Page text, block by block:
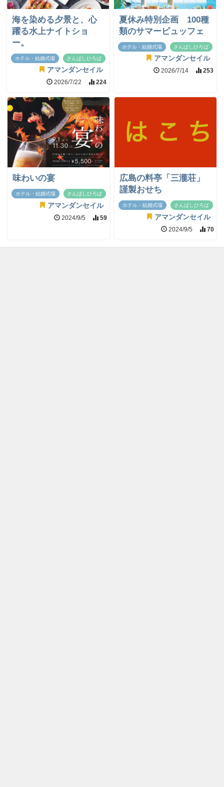
海を染める夕景と、心
躍る水上ナイトショ
ー。
ホテル・結婚式場 さんばしひろば
アマンダンセイル
2026/7/22 224
夏休み特別企画 100種
類のサマービュッフェ
ホテル・結婚式場 さんばしひろば
アマンダンセイル
2026/7/14 253
味わいの宴
ホテル・結婚式場 さんばしひろば
アマンダンセイル
2024/9/5 59
広島の料亭「三瀧荘」
謹製おせち
ホテル・結婚式場 さんばしひろば
アマンダンセイル
2024/9/5 70